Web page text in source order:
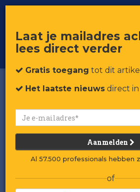
Voor professionals in retail & brands
Nieuwe eigenaar
SportScheck
Door:
Redactie RetailTrends
Gepubliceerd op 15 maart 2024 om
Laatst gewijzigd: 15 maart 2024 om
Laat je mailadres
lees direct verder
Gratis toegang tot dit artikel
Het laatste nieuws direct
Aanmelden
Al 57.500 professionals hebben
of